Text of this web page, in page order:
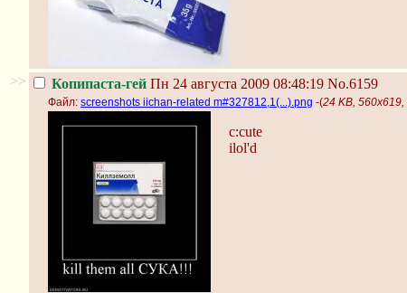
>> Копипаста-гей Пн 24 августа 2009 08:48:19 No.6159
Файл: screenshots iichan-related m#327812,1(...).png -(24 KB,
c:cute
ilol'd